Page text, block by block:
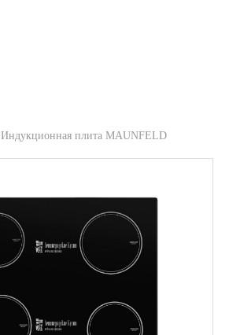
Индукционная плита MAUNFELD